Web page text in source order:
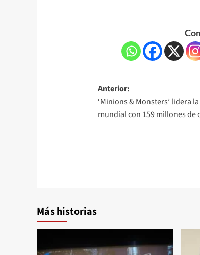
Anterior:
‘Minions & Monsters’ lidera
mundial con 159 millones de
Más historias